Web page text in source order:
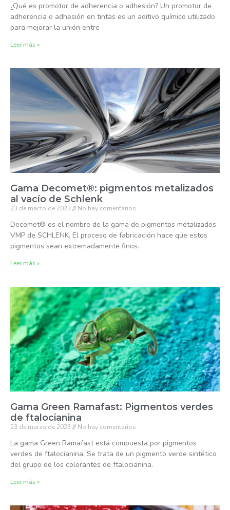
¿Qué es promotor de adherencia o adhesión? Un promotor de
adherencia o adhesión en tintas es un aditivo químico utilizado
para mejorar la unión entre
Leer más »
Gama Decomet®: pigmentos metalizados
al vacío de Schlenk
23 de marzo de 2023 No hay comentarios
Decomet® es el nombre de la gama de pigmentos metalizados
VMP de SCHLENK. El proceso de fabricación hace que estos
pigmentos sean extremadamente finos.
Leer más »
Gama Green Ramafast: Pigmentos verdes
de ftalocianina
23 de marzo de 2023 No hay comentarios
La gama Green Ramafast está compuesta por pigmentos
verdes de ftalocianina. Se trata de un pigmento verde sintético
del grupo de los colorantes de ftalocianina.
Leer más »